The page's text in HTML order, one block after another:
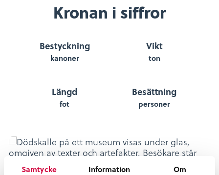
Samtycke Information Om
Kronan i siffror
Bestyckning
kanoner
Vikt
ton
Längd
fot
Besättning
personer